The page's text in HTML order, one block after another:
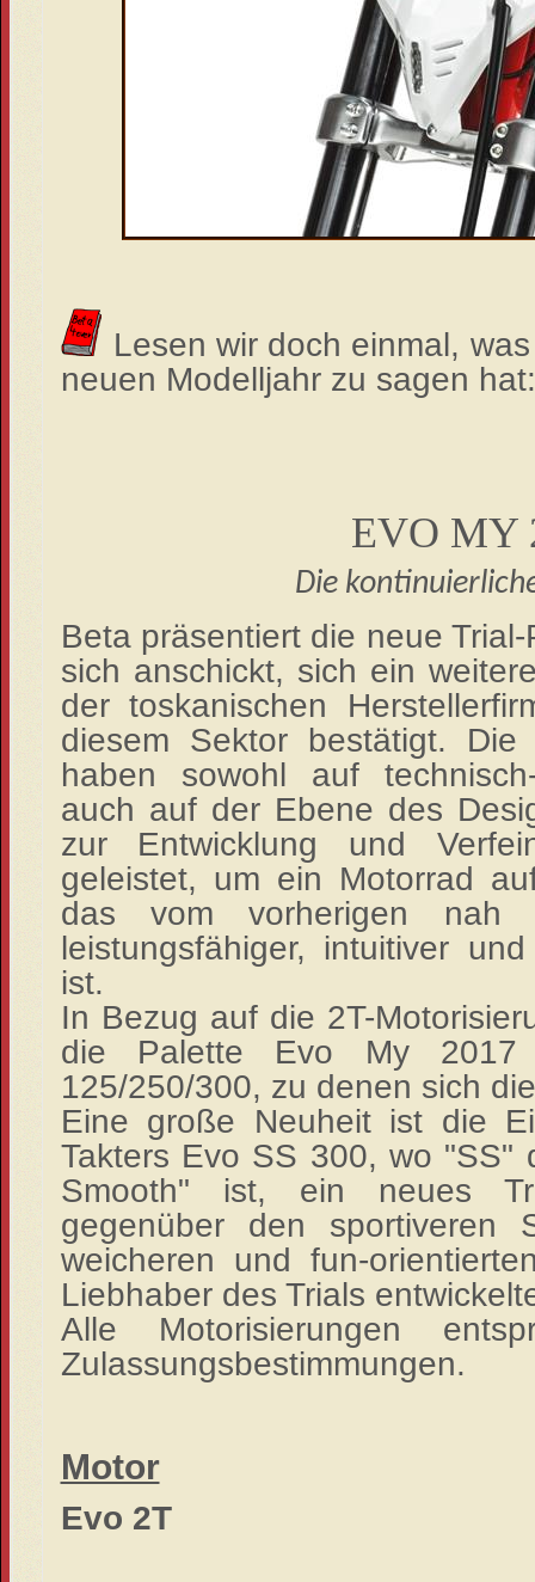
Lesen wir doch einmal,
neuen Modelljahr zu sagen hat:
EVO MY
Die
Beta präsentiert die neue
sich anschickt, sich ein
der toskanischen
diesem Sektor bestätigt.
haben sowohl auf
auch auf der Ebene des
zur Entwicklung und
geleistet, um ein Motorrad
das vom vorherigen nah
leistungsfähiger, intuitiver
ist.
In Bezug auf die 2T-
die Palette Evo My 2017
125/250/300, zu denen sich
Eine große Neuheit ist die
Takters Evo SS 300, wo "SS"
Smooth" ist, ein neues
gegenüber den sportiveren
weicheren und fun-
Liebhaber des Trials
Alle Motorisierungen
Zulassungsbestimmungen.
Motor
Evo 2T